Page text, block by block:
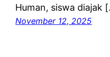
Human, siswa diajak
November 12, 2025